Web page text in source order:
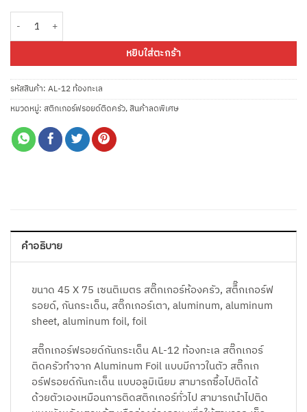
หยิบใส่ตะกร้า
รหัสสินค้า: AL-12 ท้องทะเล
หมวดหมู่: สติกเกอร์ฟรอยด์ติดครัว,สินค้าลดพิเศษ
คำอธิบาย
ขนาด 45 X 75 เซนติเมตร สติ๊กเกอร์ห้องครัว, สตืิ๊กเกอร์ฟ
รอยด์, กันกระเด็น, สติ๊กเกอร์เตา, aluminum, aluminum
sheet, aluminum foil, foil
สติ๊กเกอร์ฟรอยด์กันกระเด็น AL-12 ท้องทะเล สติ๊กเกอร์
ติดครัวทำจาก Aluminum Foil แบบมีกาวในตัว สติ๊กเก
อร์ฟรอยด์กันกะเด็น แบบอลูมิเนียม สามารถซื้อไปติดได้
ด้วยตัวเองเหมือนการติดสติกเกอร์ทั่วไป สามารถนำไปติด